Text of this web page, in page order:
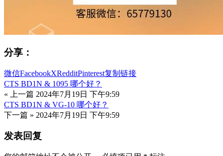
分享：
微信FacebookXRedditPinterest复制链接
CTS BD1N & 1095 哪个好？
« 上一篇 2024年7月19日 下午9:59
CTS BD1N & VG-10 哪个好？
下一篇 » 2024年7月19日 下午9:59
发表回复